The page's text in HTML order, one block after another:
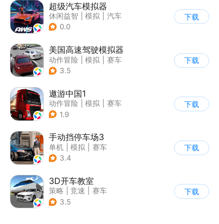
超级汽车模拟器
休闲益智 模拟
汽车
| 卡通
0.0
下载
美国高速驾驶模拟器
动作冒险 模拟
赛车
| 写实
3.5
下载
遨游中国1
动作冒险 模拟
赛车
| 写实
1.9
下载
手动挡停车场3
单机 模拟
赛车
| 开放世界
3.4
下载
3D开车教室
策略 竞速
赛车
| 写实
3.5
下载